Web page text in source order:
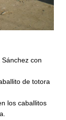
con
de totora
los caballitos